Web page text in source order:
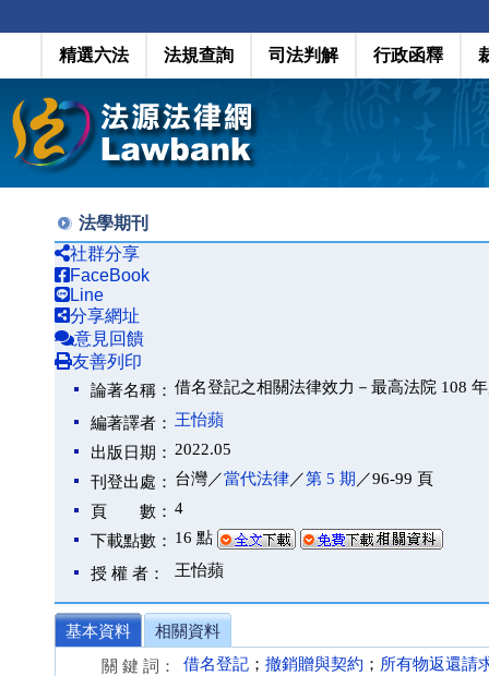
精選六法 法規查詢 司法判解 行政函釋
法學期刊
社群分享
FaceBook
Line
分享網址
意見回饋
友善列印
論著名稱： 借名登記之相關法律效力－最高法院 108
編著譯者： 王怡蘋
出版日期： 2022.05
刊登出處： 台灣／當代法律／第 5 期 ／96-99 頁
頁 數： 4
下載點數： 16 點
授 權 者： 王怡蘋
基本資料
相關資料
關 鍵 詞：
借名登記 ； 撤銷贈與契約 ； 所有物返還請